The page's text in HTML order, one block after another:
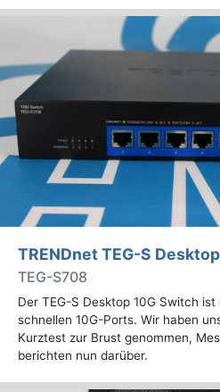
TRENDnet TEG-S
TEG-S708
Der TEG-S Desktop 10G Switch
schnellen 10G-Ports. Wir haben
Kurztest zur Brust genommen,
berichten nun darüber.